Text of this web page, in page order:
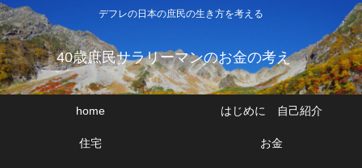
デフレの日本の庶民の生き方を考える
40歳庶民サラリーマンのお金の考え
home はじめに 自己紹介
住宅 お金